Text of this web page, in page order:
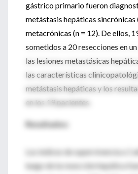
gástrico primario fueron
metástasis hepáticas sincrónicas
metacrónicas (n = 12). De ellos,
sometidos a 20 resecciones en
las lesiones metastásicas
las características
metástasis hepáticas y los
en los 19 pacientes.
Resultados:
Los índices de supervivencia a 1
luego de la resección hepática